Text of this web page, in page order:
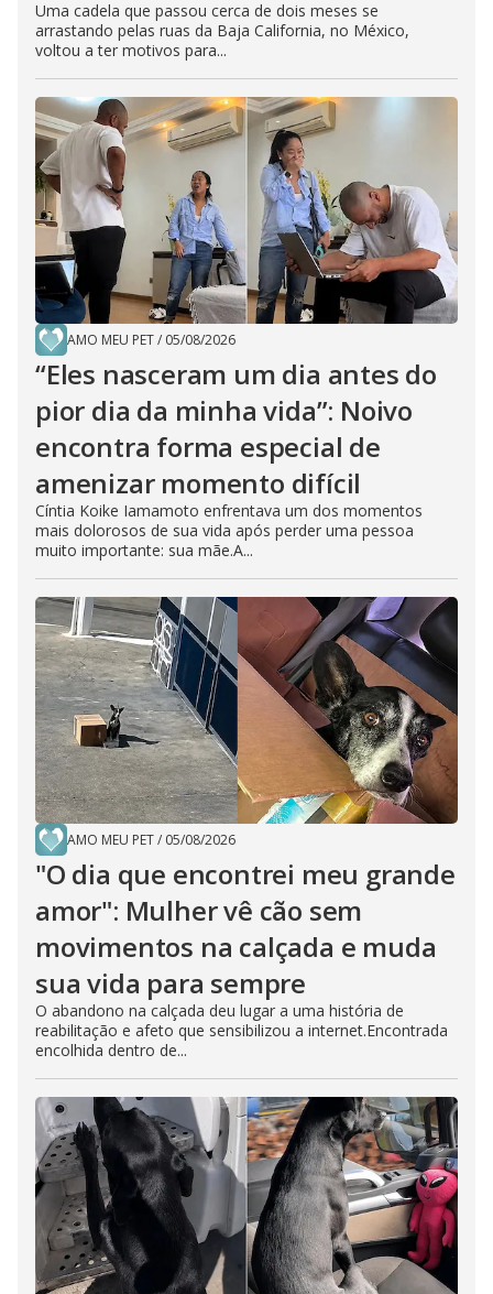
Uma cadela que passou cerca de dois meses se
arrastando pelas ruas da Baja California, no México,
voltou a ter motivos para...
AMO MEU PET/ 05/08/2026
“Eles nasceram um dia antes do
pior dia da minha vida”: Noivo
encontra forma especial de
amenizar momento difícil
Cíntia Koike Iamamoto enfrentava um dos momentos
mais dolorosos de sua vida após perder uma pessoa
muito importante: sua mãe.A...
AMO MEU PET/ 05/08/2026
"O dia que encontrei meu grande
amor": Mulher vê cão sem
movimentos na calçada e muda
sua vida para sempre
O abandono na calçada deu lugar a uma história de
reabilitação e afeto que sensibilizou a internet.Encontrada
encolhida dentro de...